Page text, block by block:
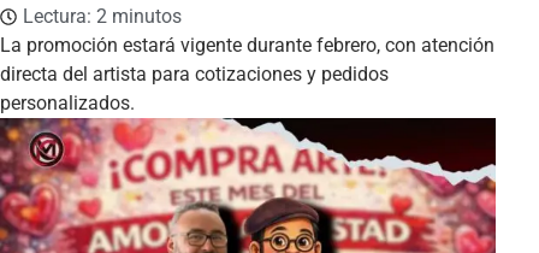
Lectura: 2 minutos
La promoción estará vigente durante febrero, con atención
directa del artista para cotizaciones y pedidos
personalizados.